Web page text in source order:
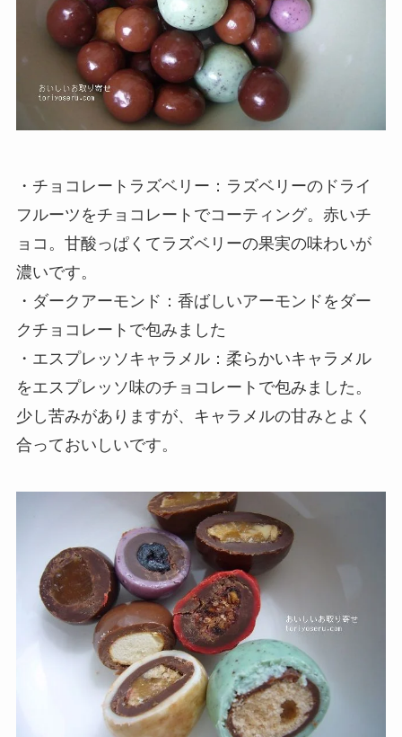
・チョコレートラズベリー：ラズベリーのドライ
フルーツをチョコレートでコーティング。赤いチ
ョコ。甘酸っぱくてラズベリーの果実の味わいが
濃いです。
・ダークアーモンド：香ばしいアーモンドをダー
クチョコレートで包みました
・エスプレッソキャラメル：柔らかいキャラメル
をエスプレッソ味のチョコレートで包みました。
少し苦みがありますが、キャラメルの甘みとよく
合っておいしいです。